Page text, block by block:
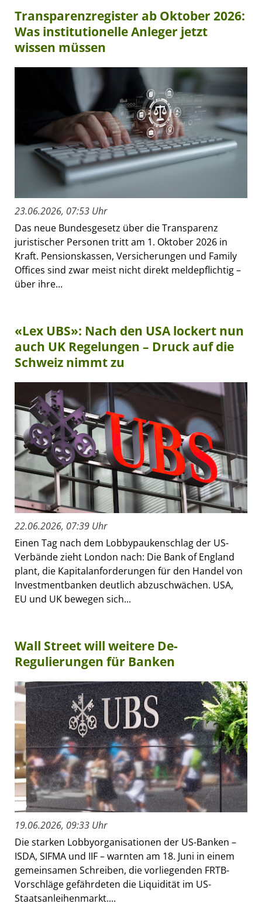
Transparenzregister ab Oktober 2026:
Was institutionelle Anleger jetzt
wissen müssen
23.06.2026, 07:53 Uhr
Das neue Bundesgesetz über die Transparenz
juristischer Personen tritt am 1. Oktober 2026 in
Kraft. Pensionskassen, Versicherungen und Family
Offices sind zwar meist nicht direkt meldepflichtig –
über ihre...
«Lex UBS»: Nach den USA lockert nun
auch UK Regelungen – Druck auf die
Schweiz nimmt zu
22.06.2026, 07:39 Uhr
Einen Tag nach dem Lobbypaukenschlag der US-
Verbände zieht London nach: Die Bank of England
plant, die Kapitalanforderungen für den Handel von
Investmentbanken deutlich abzuschwächen. USA,
EU und UK bewegen sich...
Wall Street will weitere De-
Regulierungen für Banken
19.06.2026, 09:33 Uhr
Die starken Lobbyorganisationen der US-Banken –
ISDA, SIFMA und IIF – warnten am 18. Juni in einem
gemeinsamen Schreiben, die vorliegenden FRTB-
Vorschläge gefährdeten die Liquidität im US-
Staatsanleihenmarkt....